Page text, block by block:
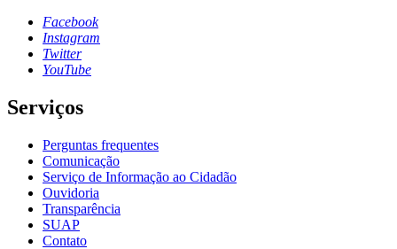
Facebook
Instagram
Twitter
YouTube
Serviços
Perguntas frequentes
Comunicação
Serviço de Informação ao Cidadão
Ouvidoria
Transparência
SUAP
Contato